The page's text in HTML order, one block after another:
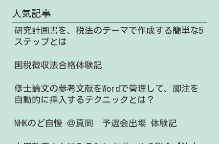
人気記事
研究計画書を、税法のテーマで作成する簡単な5
ステップとは
国税徴収法合格体験記
修士論文の参考文献をWordで管理して、脚注を
自動的に挿入するテクニックとは？
NHKのど自慢 ＠真岡 予選会出場 体験記